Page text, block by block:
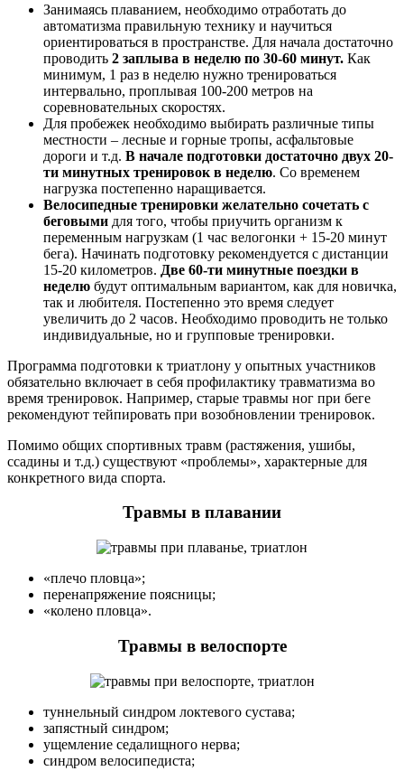
Занимаясь плаванием, необходимо отработать до
автоматизма правильную технику и научиться
ориентироваться в пространстве. Для начала достаточно
проводить 2 заплыва в неделю по 30-60 минут. Как
минимум, 1 раз в неделю нужно тренироваться
интервально, проплывая 100-200 метров на
соревновательных скоростях.
Для пробежек необходимо выбирать различные типы
местности – лесные и горные тропы, асфальтовые
дороги и т.д. В начале подготовки достаточно двух 20-
ти минутных тренировок в неделю. Со временем
нагрузка постепенно наращивается.
Велосипедные тренировки желательно сочетать с
беговыми для того, чтобы приучить организм к
переменным нагрузкам (1 час велогонки + 15-20 минут
бега). Начинать подготовку рекомендуется с дистанции
15-20 километров. Две 60-ти минутные поездки в
неделю будут оптимальным вариантом, как для новичка,
так и любителя. Постепенно это время следует
увеличить до 2 часов. Необходимо проводить не только
индивидуальные, но и групповые тренировки.
Программа подготовки к триатлону у опытных участников
обязательно включает в себя профилактику травматизма во
время тренировок. Например, старые травмы ног при беге
рекомендуют тейпировать при возобновлении тренировок.
Помимо общих спортивных травм (растяжения, ушибы,
ссадины и т.д.) существуют «проблемы», характерные для
конкретного вида спорта.
Травмы в плавании
«плечо пловца»;
перенапряжение поясницы;
«колено пловца».
Травмы в велоспорте
туннельный синдром локтевого сустава;
запястный синдром;
ущемление седалищного нерва;
синдром велосипедиста;